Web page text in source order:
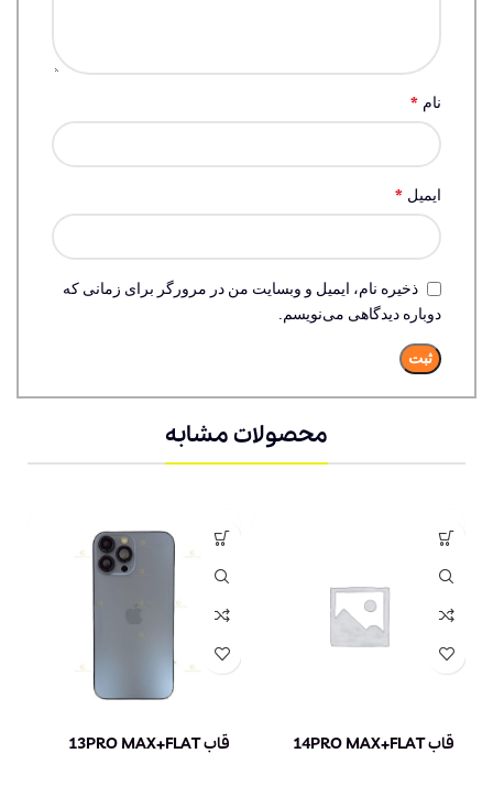
نام *
ایمیل *
ذخیره نام، ایمیل و وبسایت من در مرورگر برای زمانی که
دوباره دیدگاهی می‌نویسم.
محصولات مشابه
قاب 14PRO MAX+FLAT قاب 13PRO MAX+FLAT